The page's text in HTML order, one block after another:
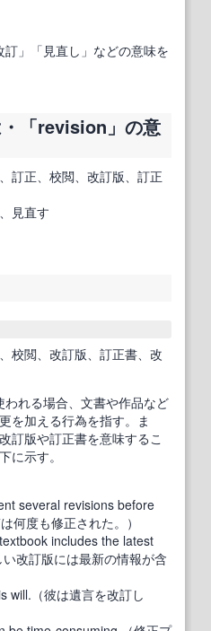
訂」「見直し」などの意味を
「revision」の意
訂正、校閲、改訂版、訂正
見直す
校閲、改訂版、訂正書、改
われる場合、文書や作品など
を加える行為を指す。ま
訂版や訂正書を意味するこ
に示す。
several revisions before
何度も修正された。）
includes the latest
改訂版には最新の情報が含
will.（彼は遺言を改訂し